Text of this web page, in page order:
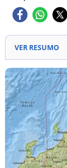
VER RESUMO
{ "Tópico 1":
costa leste
relatado.",
Fukushima e
fatal em
de
danifica